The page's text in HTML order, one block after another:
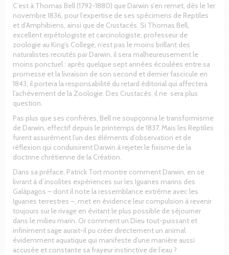
C’est à Thomas Bell (1792-1880) que Darwin s’en remet, dès le 1er
novembre 1836, pour l’expertise de ses spécimens de Reptiles
et d’Amphibiens, ainsi que de Crustacés. Si Thomas Bell,
excellent erpétologiste et carcinologiste, professeur de
zoologie au King’s College, n’est pas le moins brillant des
naturalistes recrutés par Darwin, il sera malheureusement le
moins ponctuel : après quelque sept années écoulées entre sa
promesse et la livraison de son second et dernier fascicule en
1843, il portera la responsabilité du retard éditorial qui affectera
l’achèvement de la Zoologie. Des Crustacés, il ne sera plus
question.
Pas plus que ses confrères, Bell ne soupçonna le transformisme
de Darwin, effectif depuis le printemps de 1837. Mais les Reptiles
furent assurément l’un des éléments d’observation et de
réflexion qui conduisirent Darwin à rejeter le fixisme de la
doctrine chrétienne de la Création.
Dans sa préface, Patrick Tort montre comment Darwin, en se
livrant à d’insolites expériences sur les Iguanes marins des
Galápagos – dont il note la ressemblance extrême avec les
Iguanes terrestres –, met en évidence leur compulsion à revenir
toujours sur le rivage en évitant le plus possible de séjourner
dans le milieu marin. Or comment un Dieu tout-puissant et
infiniment sage aurait-il pu créer directement un animal
évidemment aquatique qui manifeste d’une manière aussi
accusée et constante sa frayeur instinctive de l’eau ?